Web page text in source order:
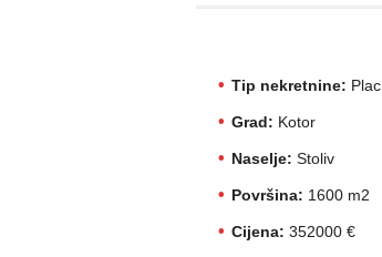
Tip nekretnine: Plac
Grad: Kotor
Naselje: Stoliv
Površina: 1600 m2
Cijena: 352000 €